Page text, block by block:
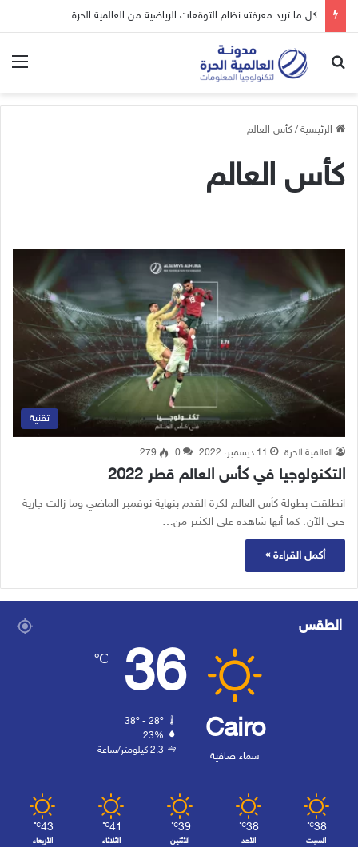
كل ما تريد معرفته نظام التوقعات الرياضية من العالمية الحرة
بحث عن
الرئيسية/كأس العالم
كأس العالم
تقنية
العالمية الحرة 11 ديسمبر، 2022 0
279
التكنولوجيا في كأس العالم قطر 2022
انطلقت بطولة كأس العالم لكرة القدم بنهاية نوفمبر الماضي وما زالت جارية
حتى الآن، كما أنها شاهدة على الكثير من…
أكمل القراءة »
الطقس
Cairo
سماء صافية
36
℃
38º - 28º
23%
2.3 كيلومتر/ساعة
38
℃
السبت
38
℃
الأحد
39
℃
الأثنين
41
℃
الثلاثاء
43
℃
الأربعاء